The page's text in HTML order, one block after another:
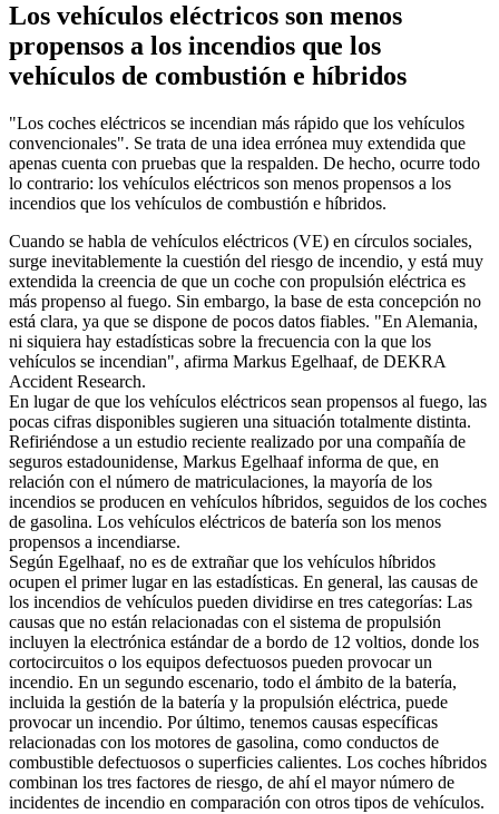
Los vehículos eléctricos son menos
propensos a los incendios que los
vehículos de combustión e híbridos
"Los coches eléctricos se incendian más rápido que los vehículos
convencionales". Se trata de una idea errónea muy extendida que
apenas cuenta con pruebas que la respalden. De hecho, ocurre todo
lo contrario: los vehículos eléctricos son menos propensos a los
incendios que los vehículos de combustión e híbridos.
Cuando se habla de vehículos eléctricos (VE) en círculos sociales,
surge inevitablemente la cuestión del riesgo de incendio, y está muy
extendida la creencia de que un coche con propulsión eléctrica es
más propenso al fuego. Sin embargo, la base de esta concepción no
está clara, ya que se dispone de pocos datos fiables. "En Alemania,
ni siquiera hay estadísticas sobre la frecuencia con la que los
vehículos se incendian", afirma Markus Egelhaaf, de DEKRA
Accident Research.
En lugar de que los vehículos eléctricos sean propensos al fuego, las
pocas cifras disponibles sugieren una situación totalmente distinta.
Refiriéndose a un estudio reciente realizado por una compañía de
seguros estadounidense, Markus Egelhaaf informa de que, en
relación con el número de matriculaciones, la mayoría de los
incendios se producen en vehículos híbridos, seguidos de los coches
de gasolina. Los vehículos eléctricos de batería son los menos
propensos a incendiarse.
Según Egelhaaf, no es de extrañar que los vehículos híbridos
ocupen el primer lugar en las estadísticas. En general, las causas de
los incendios de vehículos pueden dividirse en tres categorías: Las
causas que no están relacionadas con el sistema de propulsión
incluyen la electrónica estándar de a bordo de 12 voltios, donde los
cortocircuitos o los equipos defectuosos pueden provocar un
incendio. En un segundo escenario, todo el ámbito de la batería,
incluida la gestión de la batería y la propulsión eléctrica, puede
provocar un incendio. Por último, tenemos causas específicas
relacionadas con los motores de gasolina, como conductos de
combustible defectuosos o superficies calientes. Los coches híbridos
combinan los tres factores de riesgo, de ahí el mayor número de
incidentes de incendio en comparación con otros tipos de vehículos.